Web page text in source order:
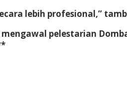
lebih profesional,”
pelestarian